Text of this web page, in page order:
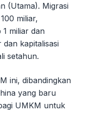
(Utama). Migrasi
miliar,
miliar dan
dan kapitalisasi
setahun.
ini, dibandingkan
yang baru
UMKM untuk